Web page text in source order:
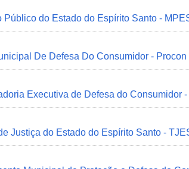
Público do Estado do Espírito Santo -
De Defesa Do Consumidor -
Executiva de Defesa do Consumidor
Justiça do Estado do Espírito Santo -